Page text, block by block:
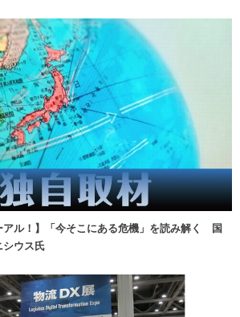
アル！】「今そこにある危機」を読み解く 国
シウス氏